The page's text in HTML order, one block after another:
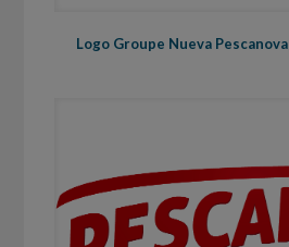
Logo Groupe Nueva Pescanova